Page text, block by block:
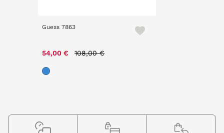
Guess 7863
54,00 € 108,00 €